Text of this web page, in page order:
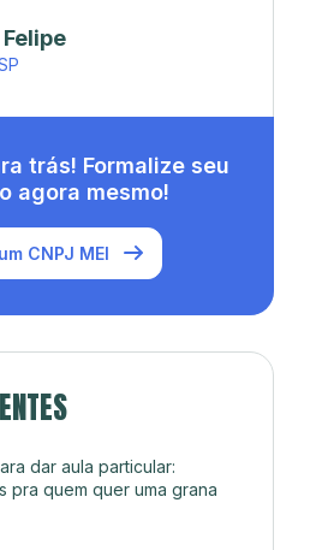
e sorveteria
- RJ
trás! Formalize seu
agora mesmo!
CNPJ MEI
dar aula particular:
pra quem quer uma grana